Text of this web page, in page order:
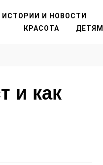
ИСТОРИИ И НОВОСТИ
КРАСОТА
ДЕТЯМ
и как